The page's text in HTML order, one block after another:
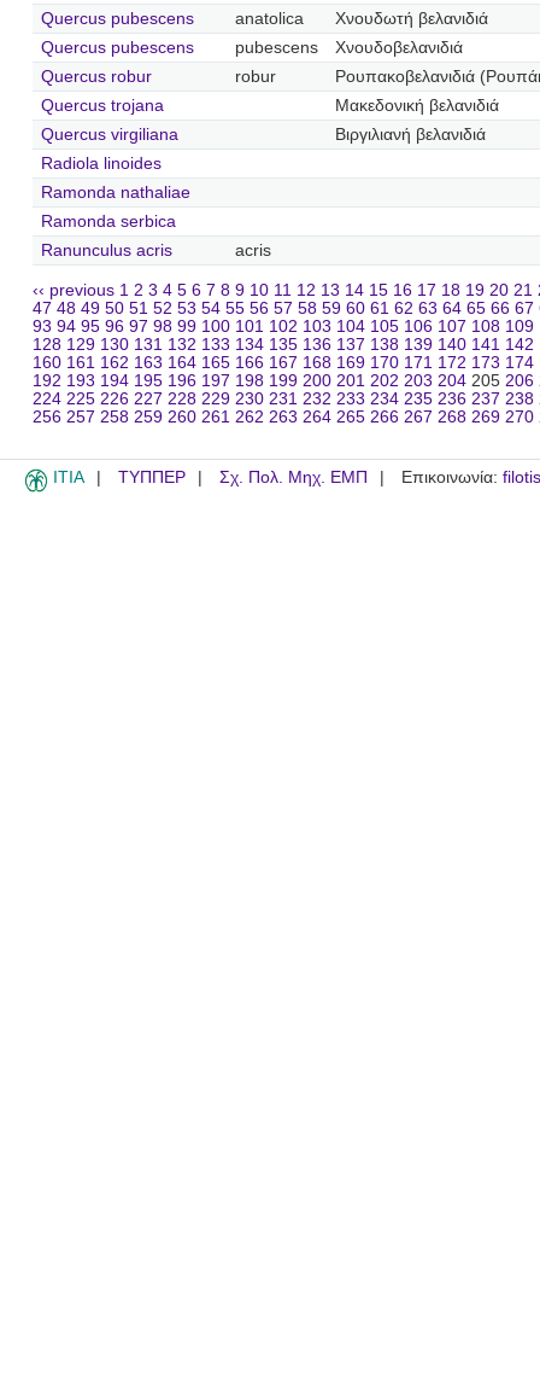
Quercus pubescens
anatolica
Χνουδωτή βελανιδιά
Quercus pubescens
pubescens
Χνουδοβελανιδιά
Quercus robur
robur
Ρουπακοβελανιδιά
Quercus trojana
Μακεδονική βελανιδιά
Quercus virgiliana
Βιργιλιανή βελανιδιά
Radiola linoides
Ramonda nathaliae
Ramonda serbica
Ranunculus acris
acris
‹‹ previous 1 2 3 4 5 6 7 8 9 10 11 12 13 14 15 16 17 18 19 20 21
47 48 49 50 51 52 53 54 55 56 57 58 59 60 61 62 63 64 65 66 67
93 94 95 96 97 98 99 100 101 102 103 104 105 106 107 108 109
128 129 130 131 132 133 134 135 136 137 138 139 140 141 142
160 161 162 163 164 165 166 167 168 169 170 171 172 173 174
192 193 194 195 196 197 198 199 200 201 202 203 204 205 206
224 225 226 227 228 229 230 231 232 233 234 235 236 237 238
256 257 258 259 260 261 262 263 264 265 266 267 268 269 270
ITIA ΤΥΠΠΕΡ Σχ. Πολ. Μηχ. ΕΜΠ Επικοινωνία: